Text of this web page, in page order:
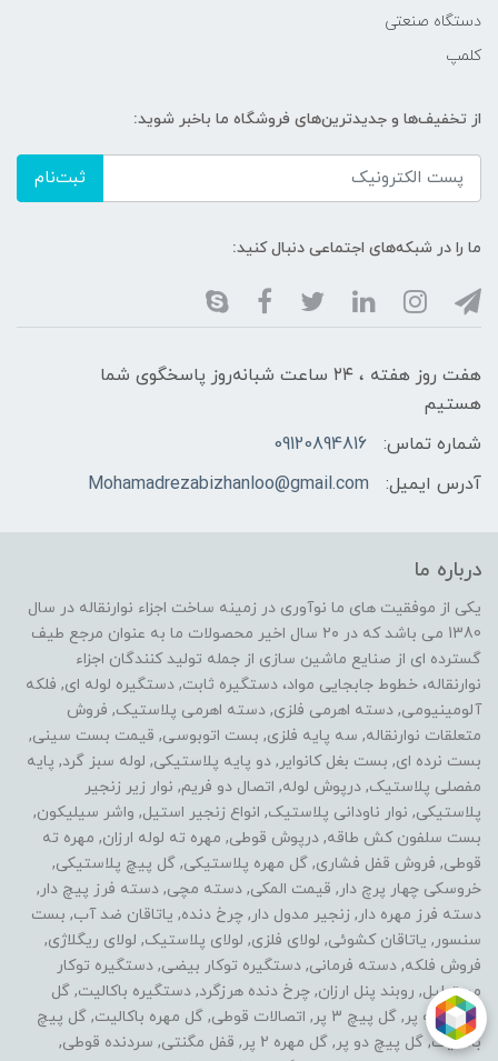
دستگاه صنعتی
کلمپ
از تخفیف‌ها و جدیدترین‌های فروشگاه ما باخبر شوید:
ثبت‌نام
ما را در شبکه‌های اجتماعی دنبال کنید:
هفت روز هفته ، ۲۴ ساعت شبانه‌روز پاسخگوی شما
هستیم
شماره تماس:
09120894816
آدرس ایمیل:
Mohamadrezabizhanloo@gmail.com
درباره ما
یکی از موفقیت های ما نوآوری در زمینه ساخت اجزاء نوارنقاله در سال
1380 می باشد که در ۲۰ سال اخیر محصولات ما به عنوان مرجع طیف
گسترده ای از صنایع ماشین سازی از جمله تولید کنندگان اجزاء
نوارنقاله، خطوط جابجایی مواد، دستگیره ثابت, دستگیره لوله ای, فلکه
آلومینیومی, دسته اهرمی فلزی, دسته اهرمی پلاستیک, فروش
متعلقات نوارنقاله, سه پایه فلزی, بست اتوبوسی, قیمت بست سینی,
بست نرده ای, بست بغل کانوایر, دو پایه پلاستیکی, لوله سبز گرد, پایه
مفصلی پلاستیک, درپوش لوله, اتصال دو فریم, نوار زیر زنجیر
پلاستیکی, نوار ناودانی پلاستیک, انواع زنجیر استیل, واشر سیلیکون,
بست سلفون کش طاقه, درپوش قوطی, مهره ته لوله ارزان, مهره ته
قوطی, فروش قفل فشاری, گل مهره پلاستیکی, گل پیچ پلاستیکی,
خروسکی چهار پرچ دار, قیمت المکی, دسته مچی, دسته فرز پیچ دار,
دسته فرز مهره دار, زنجیر مدول دار, چرخ دنده, یاتاقان ضد آب, بست
سنسور, یاتاقان کشوئی, لولای فلزی, لولای پلاستیک, لولای ریگلاژی,
فروش فلکه, دسته فرمانی, دستگیره توکار بیضی, دستگیره توکار
مستطیل, روبند پنل ارزان, چرخ دنده هرزگرد, دستگیره باکالیت, گل
مهره سه پر, گل پیچ 3 پر, اتصالات قوطی, گل مهره باکالیت, گل پیچ
باکالیت, گل پیچ دو پر, گل مهره 2 پر, قفل مگنتی, سردنده قوطی,